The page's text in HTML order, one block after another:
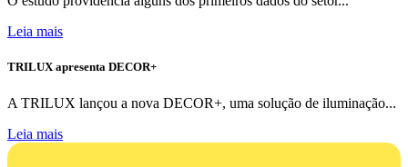
Leia mais
TRILUX apresenta DECOR+
A TRILUX lançou a nova DECOR+, uma solução de iluminação...
Leia mais